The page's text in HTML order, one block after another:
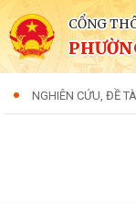
CỔNG
NGHIÊN CỨU, ĐỀ